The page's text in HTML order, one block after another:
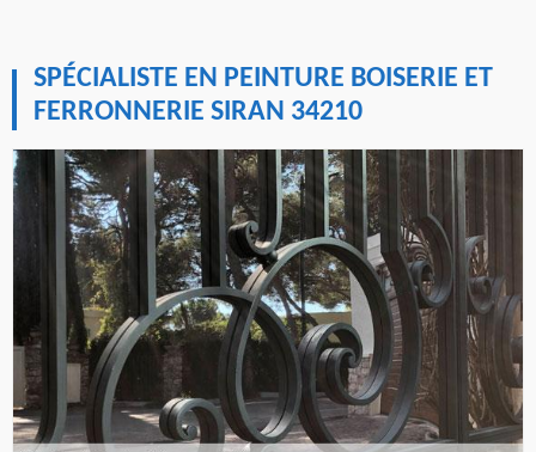
SPÉCIALISTE EN PEINTURE BOISERIE ET
FERRONNERIE SIRAN 34210